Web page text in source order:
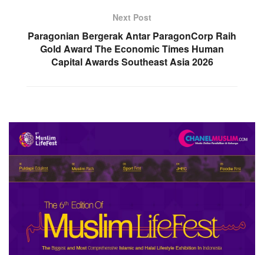
Next Post
Paragonian Bergerak Antar ParagonCorp Raih
Gold Award The Economic Times Human
Capital Awards Southeast Asia 2026